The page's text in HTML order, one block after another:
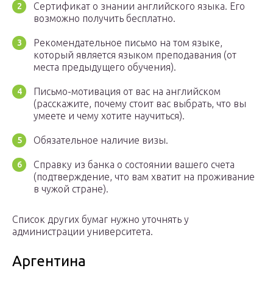
Сертификат о знании английского языка. Его
возможно получить бесплатно.
Рекомендательное письмо на том языке,
который является языком преподавания (от
места предыдущего обучения).
Письмо-мотивация от вас на английском
(расскажите, почему стоит вас выбрать, что вы
умеете и чему хотите научиться).
Обязательное наличие визы.
Справку из банка о состоянии вашего счета
(подтверждение, что вам хватит на проживание
в чужой стране).
Список других бумаг нужно уточнять у
администрации университета.
Аргентина